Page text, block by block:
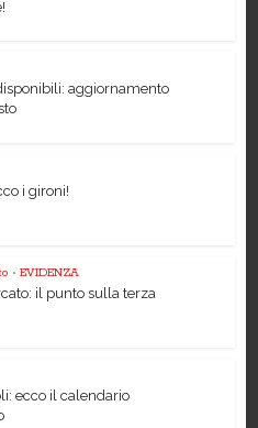
aggiornamento
i gironi!
• EVIDENZA
il punto sulla terza
ecco il calendario